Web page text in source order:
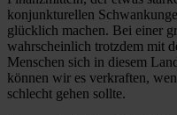
konjunkturellen
glücklich machen. Bei einer
wahrscheinlich trotzdem mit
Menschen sich in diesem
können wir es verkraften,
schlecht gehen sollte.